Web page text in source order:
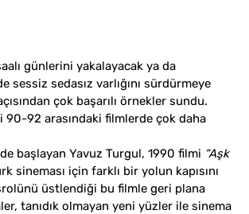
günlerini yakalayacak ya da
sedasız varlığını sürdürmeye
çok başarılı örnekler sundu.
90-92 arasındaki filmlerde çok daha
başlayan Yavuz Turgul, 1990 filmi “Aşk
sineması için farklı bir yolun kapısını
üstlendiği bu filmle geri plana
tanıdık olmayan yeni yüzler ile sinema